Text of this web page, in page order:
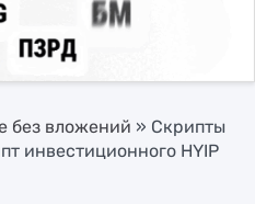
без вложений » Скрипты
инвестиционного HYIP